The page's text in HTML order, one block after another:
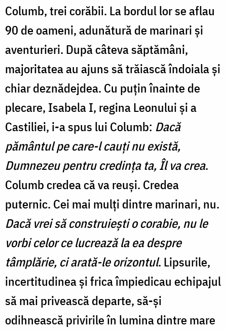
Columb, trei corăbii. La bordul lor se aflau
90 de oameni, adunătură de marinari și
aventurieri. După câteva săptămâni,
majoritatea au ajuns să trăiască îndoiala și
chiar deznădejdea. Cu puțin înainte de
plecare, Isabela I, regina Leonului și a
Castiliei, i-a spus lui Columb: Dacă
pământul pe care-l cauți nu există,
Dumnezeu pentru credința ta, Îl va crea.
Columb credea că va reuși. Credea
puternic. Cei mai mulți dintre marinari, nu.
Dacă vrei să construiești o corabie, nu le
vorbi celor ce lucrează la ea despre
tâmplărie, ci arată-le orizontul. Lipsurile,
incertitudinea și frica împiedicau echipajul
să mai privească departe, să-și
odihnească privirile în lumina dintre mare